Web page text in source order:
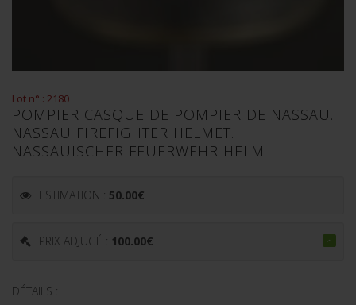
Lot n° : 2180
POMPIER CASQUE DE POMPIER DE NASSAU.
NASSAU FIREFIGHTER HELMET.
NASSAUISCHER FEUERWEHR HELM
ESTIMATION : 50.00€
PRIX ADJUGÉ : 100.00€
DÉTAILS :